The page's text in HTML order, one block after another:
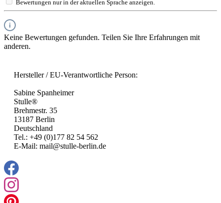
Bewertungen nur in der aktuellen Sprache anzeigen.
Keine Bewertungen gefunden. Teilen Sie Ihre Erfahrungen mit
anderen.
Hersteller / EU-Verantwortliche Person:
Sabine Spanheimer
Stulle®
Brehmestr. 35
13187 Berlin
Deutschland
Tel.: +49 (0)177 82 54 562
E-Mail: mail@stulle-berlin.de